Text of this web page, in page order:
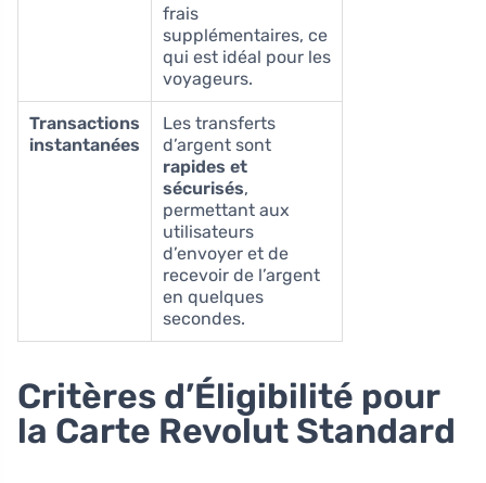
frais
supplémentaires, ce
qui est idéal pour les
voyageurs.
Transactions
instantanées
Les transferts
d’argent sont
rapides et
sécurisés,
permettant aux
utilisateurs
d’envoyer et de
recevoir de l’argent
en quelques
secondes.
Critères d’Éligibilité pour
la Carte Revolut Standard